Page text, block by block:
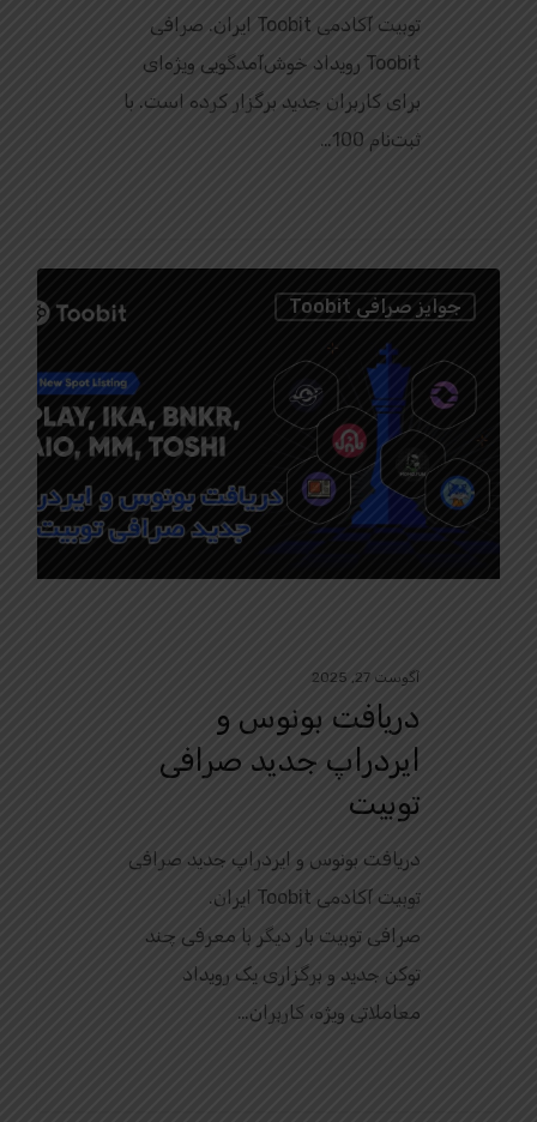
توبیت آکادمی Toobit ایران. صرافی
Toobit رویداد خوش‌آمدگویی ویژه‌ای
برای کاربران جدید برگزار کرده است. با
ثبت‌نام 100…
جوایز صرافی Toobit
آگوست 27, 2025
دریافت بونوس و
ایردراپ جدید صرافی
توبیت
دریافت بونوس و ایردراپ جدید صرافی
توبیت آکادمی Toobit ایران.
صرافی توبیت بار دیگر با معرفی چند
توکن جدید و برگزاری یک رویداد
معاملاتی ویژه، کاربران…
0